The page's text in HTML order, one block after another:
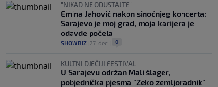
"NIKAD NE ODUSTAJTE"
Emina Jahović nakon sinoćnjeg koncerta:
Sarajevo je moj grad, moja karijera je
odavde počela
SHOWBIZ 27. dec. 0
KULTNI DJEČIJI FESTIVAL
U Sarajevu održan Mali šlager,
pobjednička pjesma "Zeko zemljoradnik"